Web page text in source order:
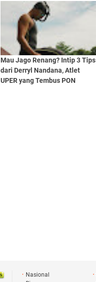
Mau Jago Renang? Intip 3 Tips
dari Derryl Nandana, Atlet
UPER yang Tembus PON
Nasional